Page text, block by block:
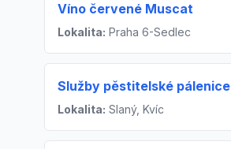
Víno červené Muscat
Lokalita: Praha 6-Sedlec
Služby pěstitelské pálenice
Lokalita: Slaný, Kvíc